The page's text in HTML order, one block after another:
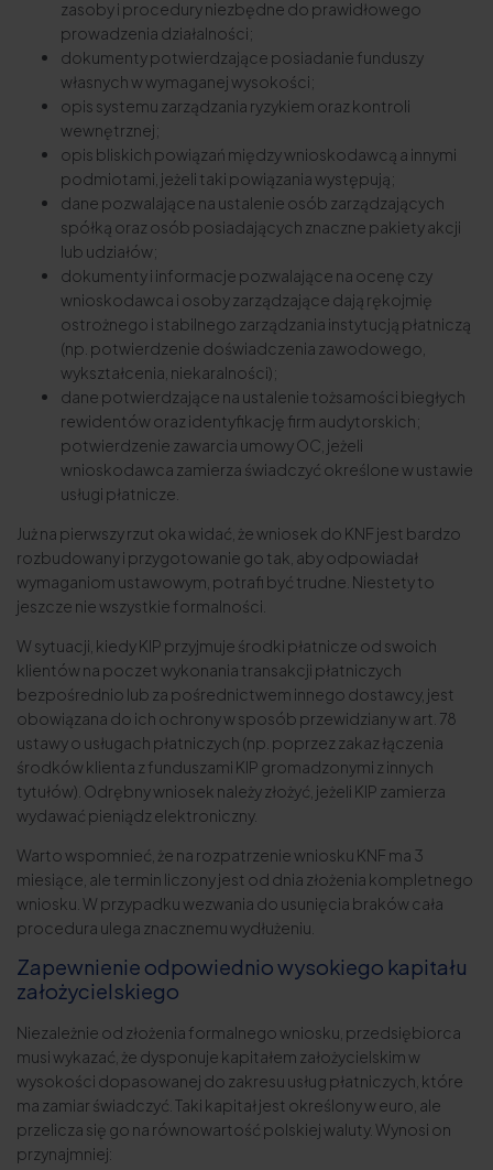
zasoby i procedury niezbędne do prawidłowego
prowadzenia działalności;
dokumenty potwierdzające posiadanie funduszy
własnych w wymaganej wysokości;
opis systemu zarządzania ryzykiem oraz kontroli
wewnętrznej;
opis bliskich powiązań między wnioskodawcą a innymi
podmiotami, jeżeli taki powiązania występują;
dane pozwalające na ustalenie osób zarządzających
spółką oraz osób posiadających znaczne pakiety akcji
lub udziałów;
dokumenty i informacje pozwalające na ocenę czy
wnioskodawca i osoby zarządzające dają rękojmię
ostrożnego i stabilnego zarządzania instytucją płatniczą
(np. potwierdzenie doświadczenia zawodowego,
wykształcenia, niekaralności);
dane potwierdzające na ustalenie tożsamości biegłych
rewidentów oraz identyfikację firm audytorskich;
potwierdzenie zawarcia umowy OC, jeżeli
wnioskodawca zamierza świadczyć określone w ustawie
usługi płatnicze.
Już na pierwszy rzut oka widać, że wniosek do KNF jest bardzo
rozbudowany i przygotowanie go tak, aby odpowiadał
wymaganiom ustawowym, potrafi być trudne. Niestety to
jeszcze nie wszystkie formalności.
W sytuacji, kiedy KIP przyjmuje środki płatnicze od swoich
klientów na poczet wykonania transakcji płatniczych
bezpośrednio lub za pośrednictwem innego dostawcy, jest
obowiązana do ich ochrony w sposób przewidziany w art. 78
ustawy o usługach płatniczych (np. poprzez zakaz łączenia
środków klienta z funduszami KIP gromadzonymi z innych
tytułów). Odrębny wniosek należy złożyć, jeżeli KIP zamierza
wydawać pieniądz elektroniczny.
Warto wspomnieć, że na rozpatrzenie wniosku KNF ma 3
miesiące, ale termin liczony jest od dnia złożenia kompletnego
wniosku. W przypadku wezwania do usunięcia braków cała
procedura ulega znacznemu wydłużeniu.
Zapewnienie odpowiednio wysokiego kapitału
założycielskiego
Niezależnie od złożenia formalnego wniosku, przedsiębiorca
musi wykazać, że dysponuje kapitałem założycielskim w
wysokości dopasowanej do zakresu usług płatniczych, które
ma zamiar świadczyć. Taki kapitał jest określony w euro, ale
przelicza się go na równowartość polskiej waluty. Wynosi on
przynajmniej: